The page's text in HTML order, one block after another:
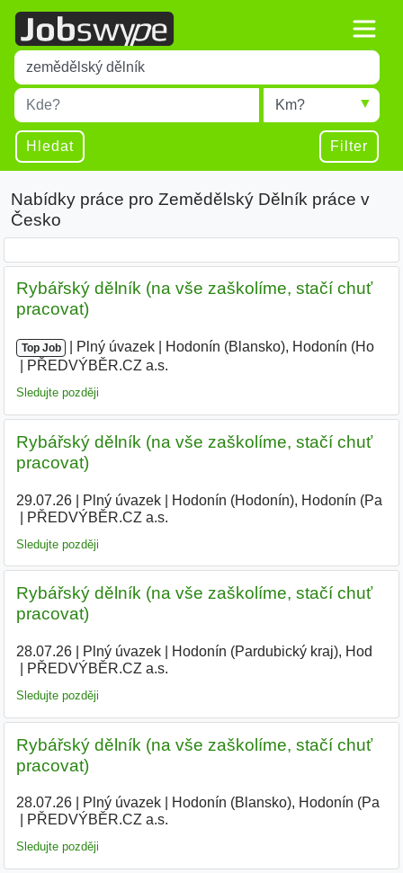
Title
Type 1 or more characters for results.
Místo
Type 1 or more characters for results.
Radius
Hledat Filter
Nabídky práce pro Zemědělský Dělník práce v
Česko
Rybářský dělník (na vše zaškolíme, stačí chuť
pracovat)
Top Job Plný úvazek Hodonín (Blansko), Hodonín (Ho
PŘEDVÝBĚR.CZ a.s.
Sledujte později
Rybářský dělník (na vše zaškolíme, stačí chuť
pracovat)
29.07.26| Plný úvazek| Hodonín (Hodonín), Hodonín (Pa
PŘEDVÝBĚR.CZ a.s.
Sledujte později
Rybářský dělník (na vše zaškolíme, stačí chuť
pracovat)
28.07.26| Plný úvazek| Hodonín (Pardubický kraj), Hod
PŘEDVÝBĚR.CZ a.s.
Sledujte později
Rybářský dělník (na vše zaškolíme, stačí chuť
pracovat)
28.07.26| Plný úvazek| Hodonín (Blansko), Hodonín (Pa
PŘEDVÝBĚR.CZ a.s.
Sledujte později